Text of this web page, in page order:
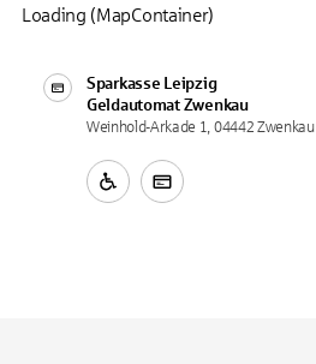
Sparkasse Leipzig
Geldautomat Zwenkau
Weinhold-Arkade 1, 04442 Zwenkau
Loading (MapContainer)